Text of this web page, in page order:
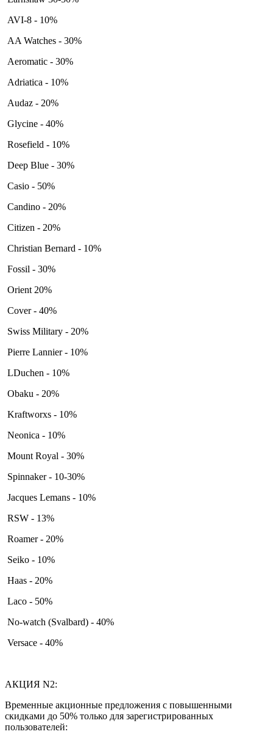
AVI-8 - 10%
AA Watches - 30%
Aeromatic - 30%
Adriatica - 10%
Audaz - 20%
Glycine - 40%
Rosefield - 10%
Deep Blue - 30%
Casio - 50%
Candino - 20%
Citizen - 20%
Christian Bernard - 10%
Fossil - 30%
Orient 20%
Cover - 40%
Swiss Military - 20%
Pierre Lannier - 10%
LDuchen - 10%
Obaku - 20%
Kraftworxs - 10%
Neonica - 10%
Mount Royal - 30%
Spinnaker - 10-30%
Jacques Lemans - 10%
RSW - 13%
Roamer - 20%
Seiko - 10%
Haas - 20%
Laco - 50%
No-watch (Svalbard) - 40%
Versace - 40%
АКЦИЯ N2:
Временные акционные предложения с повышенными
скидками до 50% только для зарегистрированных
пользователей: